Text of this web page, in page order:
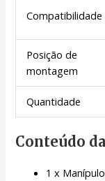
Compatibilidade
Posição de
montagem
Quantidade
Conteúdo
1 x